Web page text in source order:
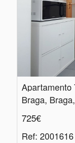
Braga,
725€
Ref: